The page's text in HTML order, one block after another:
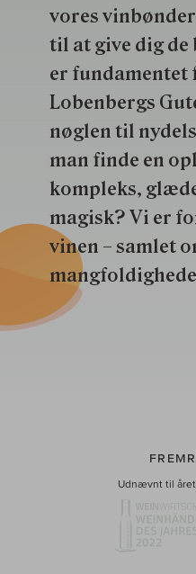
vores
til at give dig de
er fundamentet
Lobenbergs
nøglen til
man finde en
kompleks,
magisk? Vi er
vinen – samlet
Udnævnt til